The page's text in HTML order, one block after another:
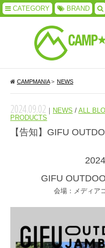
CATEGORY BRAND
CAMPMANIA> NEWS
2024.09.02 ｜ NEWS / ALL
PRODUCTS
【告知】GIFU
GIFU
会場：メディア